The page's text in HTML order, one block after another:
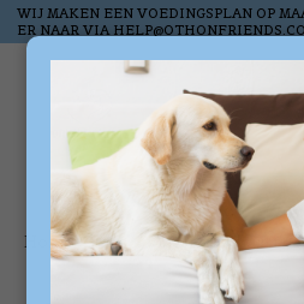
WIJ MAKEN EEN VOEDINGSPLAN OP
ER NAAR VIA
Home / Tags vleesrijke worst